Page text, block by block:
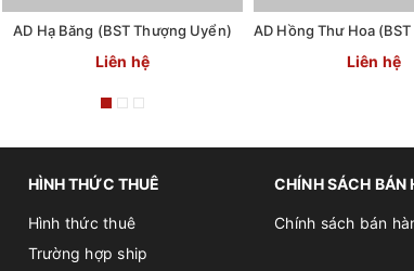
AD Hạ Băng (BST Thượng Uyển)
Liên hệ Liên hệ
HÌNH THỨC THUÊ
Hình thức thuê
Trường hợp ship
CHÍNH SÁCH BÁN
Chính sách bán